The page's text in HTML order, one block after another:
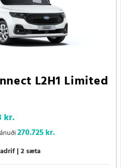
L2H1 Limited
kr.
270.725 kr.
2 sæta